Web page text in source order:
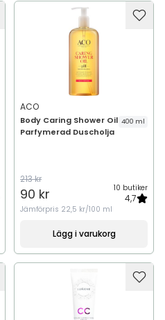
ACO
Body Caring Shower Oil
Parfymerad Duscholja
400 ml
213 kr
90 kr 10 butiker
4,7
Jämförpris 22,5 kr/100 ml
Lägg i varukorg